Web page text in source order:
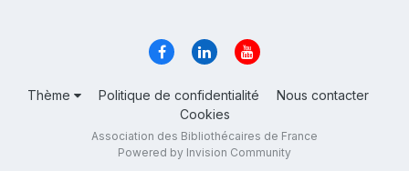
Thème Politique de confidentialité
Nous contacter
Cookies
Association des Bibliothécaires de France
Powered by Invision Community